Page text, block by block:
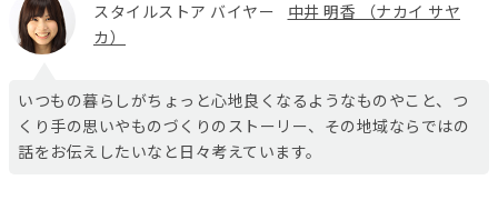
スタイルストア バイヤー
中井 明香 （ナカイ サヤ
カ）
いつもの暮らしがちょっと心地良くなるようなものやこと、つ
くり手の思いやものづくりのストーリー、その地域ならではの
話をお伝えしたいなと日々考えています。